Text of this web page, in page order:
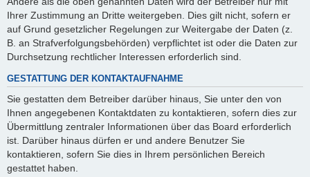
Ihrer Zustimmung an Dritte weitergeben. Dies gilt nicht, sofern er
auf Grund gesetzlicher Regelungen zur Weitergabe der Daten (z.
B. an Strafverfolgungsbehörden) verpflichtet ist oder die Daten zur
Durchsetzung rechtlicher Interessen erforderlich sind.
GESTATTUNG DER KONTAKTAUFNAHME
Sie gestatten dem Betreiber darüber hinaus, Sie unter den von
Ihnen angegebenen Kontaktdaten zu kontaktieren, sofern dies zur
Übermittlung zentraler Informationen über das Board erforderlich
ist. Darüber hinaus dürfen er und andere Benutzer Sie
kontaktieren, sofern Sie dies in Ihrem persönlichen Bereich
gestattet haben.